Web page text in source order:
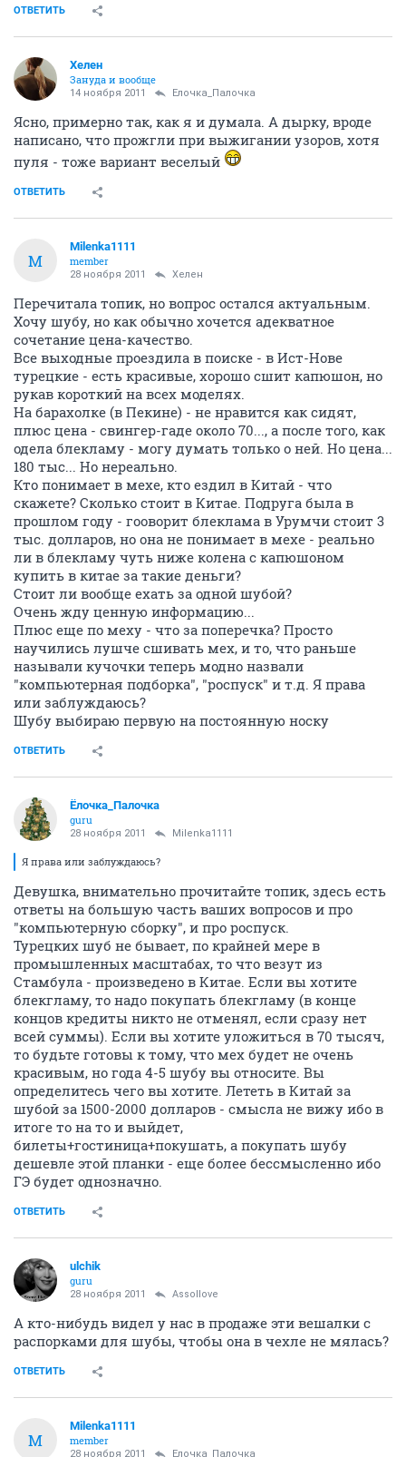
ОТВЕТИТЬ
Хелен
Зануда и вообще
14 ноября 2011 Ёлочка_Палочка
Ясно, примерно так, как я и думала. А дырку, вроде
написано, что прожгли при выжигании узоров, хотя
пуля - тоже вариант веселый
ОТВЕТИТЬ
M
Milenka1111
member
28 ноября 2011 Хелен
Перечитала топик, но вопрос остался актуальным.
Хочу шубу, но как обычно хочется адекватное
сочетание цена-качество.
Все выходные проездила в поиске - в Ист-Нове
турецкие - есть красивые, хорошо сшит капюшон, но
рукав короткий на всех моделях.
На барахолке (в Пекине) - не нравится как сидят,
плюс цена - свингер-гаде около 70..., а после того, как
одела блекламу - могу думать только о ней. Но цена...
180 тыс... Но нереально.
Кто понимает в мехе, кто ездил в Китай - что
скажете? Сколько стоит в Китае. Подруга была в
прошлом году - гооворит блеклама в Урумчи стоит 3
тыс. долларов, но она не понимает в мехе - реально
ли в блекламу чуть ниже колена с капюшоном
купить в китае за такие деньги?
Стоит ли вообще ехать за одной шубой?
Очень жду ценную информацию...
Плюс еще по меху - что за поперечка? Просто
научились лушче сшивать мех, и то, что раньше
называли кучочки теперь модно назвали
"компьютерная подборка", "роспуск" и т.д. Я права
или заблуждаюсь?
Шубу выбираю первую на постоянную носку
ОТВЕТИТЬ
Ёлочка_Палочка
guru
28 ноября 2011 Milenka1111
Я права или заблуждаюсь?
Девушка, внимательно прочитайте топик, здесь есть
ответы на большую часть ваших вопросов и про
"компьютерную сборку", и про роспуск.
Турецких шуб не бывает, по крайней мере в
промышленных масштабах, то что везут из
Стамбула - произведено в Китае. Если вы хотите
блекгламу, то надо покупать блекгламу (в конце
концов кредиты никто не отменял, если сразу нет
всей суммы). Если вы хотите уложиться в 70 тысяч,
то будьте готовы к тому, что мех будет не очень
красивым, но года 4-5 шубу вы относите. Вы
определитесь чего вы хотите. Лететь в Китай за
шубой за 1500-2000 долларов - смысла не вижу ибо в
итоге то на то и выйдет,
билеты+гостиница+покушать, а покупать шубу
дешевле этой планки - еще более бессмысленно ибо
ГЭ будет однозначно.
ОТВЕТИТЬ
ulchik
guru
28 ноября 2011 Assollove
А кто-нибудь видел у нас в продаже эти вешалки с
распорками для шубы, чтобы она в чехле не мялась?
ОТВЕТИТЬ
M
Milenka1111
member
28 ноября 2011 Ёлочка_Палочка